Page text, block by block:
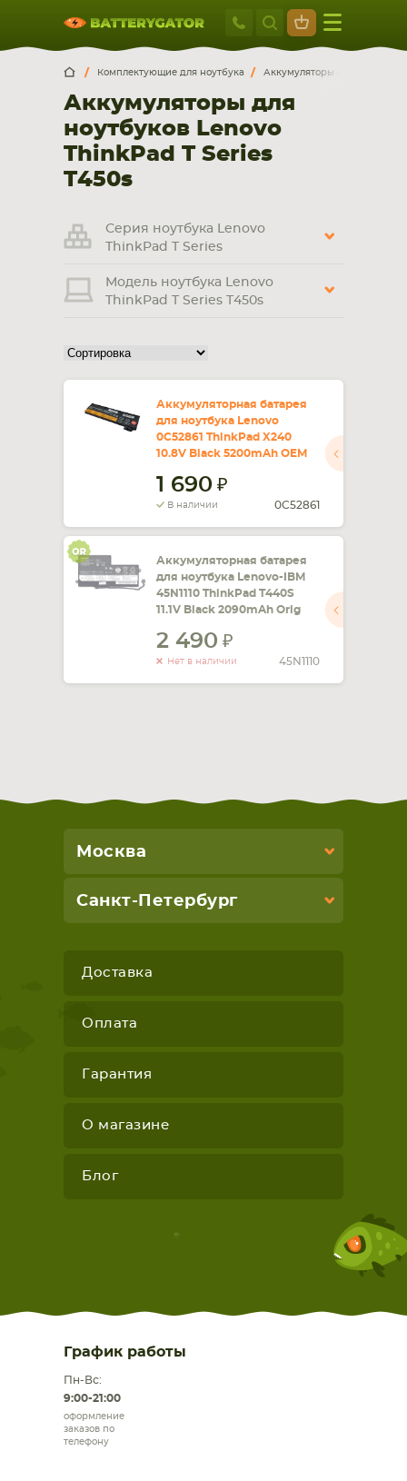
Москва
+7 495 414
Москва Санкт-Петербург
г. Москва, ул. Ткацкая, 5с3 (м. Семеновская)
5 мин. ходьбы от ст.м. “Семеновская”
+7 495 414 28 59
Обратный звонок
Пн-Вс:
смартфона, планшета
НОУТБУКА ПЛАНШЕТА
КОМПЛЕКТУЮЩИЕ
Комплектующие для ноутбука Аккумуляторы для ноутбуков
Аккумуляторы для
ноутбуков Lenovo
ThinkPad T Series
T450s
Серия ноутбука Lenovo
ThinkPad T Series
Модель ноутбука Lenovo
ThinkPad T Series T450s
Аккумуляторная батарея
для ноутбука Lenovo
0C52861 ThinkPad X240
10.8V Black 5200mAh OEM
1 690
В наличии 0C52861
Аккумуляторная батарея
для ноутбука Lenovo-IBM
45N1110 ThinkPad T440S
11.1V Black 2090mAh Orig
2 490
Нет в наличии 45N1110
Москва
Санкт-Петербург
Доставка
Оплата
Гарантия
О магазине
Блог
График работы
Пн-Вс:
9:00-21:00
оформление
заказов по
телефону